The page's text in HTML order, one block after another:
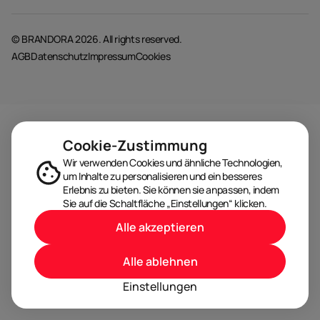
© BRANDORA 2026. All rights reserved.
AGBDatenschutzImpressumCookies
Cookie-Zustimmung
Wir verwenden Cookies und ähnliche Technologien,
um Inhalte zu personalisieren und ein besseres
Erlebnis zu bieten. Sie können sie anpassen, indem
Sie auf die Schaltfläche „Einstellungen“ klicken.
Einstellungen
Alle ablehnen
Alle akzeptieren